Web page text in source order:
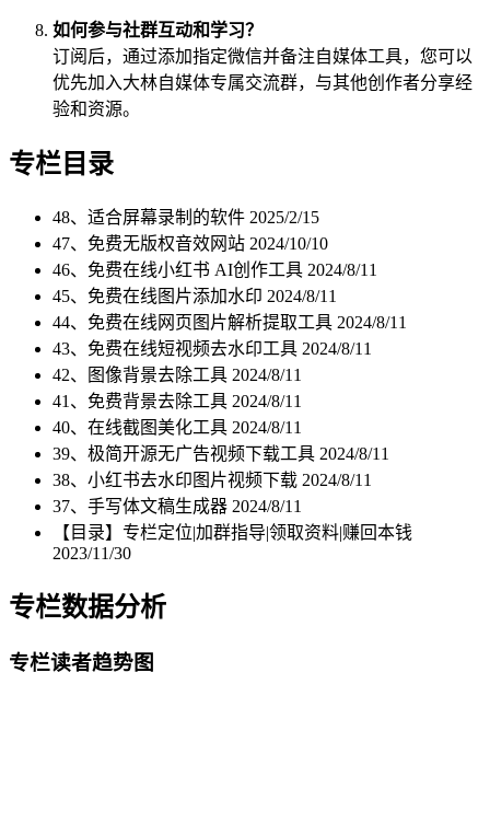
如何参与社群互动和学习？
订阅后，通过添加指定微信并备注自媒体工具，您可以
优先加入大林自媒体专属交流群，与其他创作者分享经
验和资源。
专栏目录
48、适合屏幕录制的软件 2025/2/15
47、免费无版权音效网站 2024/10/10
46、免费在线小红书 AI创作工具 2024/8/11
45、免费在线图片添加水印 2024/8/11
44、免费在线网页图片解析提取工具 2024/8/11
43、免费在线短视频去水印工具 2024/8/11
42、图像背景去除工具 2024/8/11
41、免费背景去除工具 2024/8/11
40、在线截图美化工具 2024/8/11
39、极简开源无广告视频下载工具 2024/8/11
38、小红书去水印图片视频下载 2024/8/11
37、手写体文稿生成器 2024/8/11
【目录】专栏定位|加群指导|领取资料|赚回本钱
2023/11/30
专栏数据分析
专栏读者趋势图